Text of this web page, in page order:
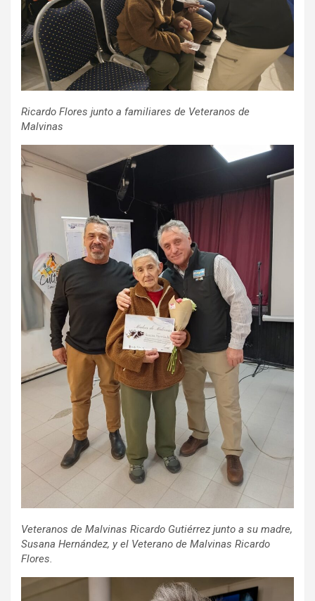
Ricardo Flores junto a familiares de Veteranos de
Malvinas
Veteranos de Malvinas Ricardo Gutiérrez junto a su madre,
Susana Hernández, y el Veterano de Malvinas Ricardo
Flores.